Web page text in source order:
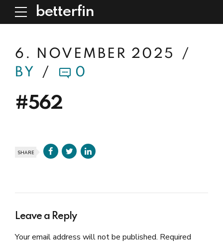
betterfin
6. NOVEMBER 2025
BY
0
#562
SHARE
Leave a Reply
Your email address will not be published. Required